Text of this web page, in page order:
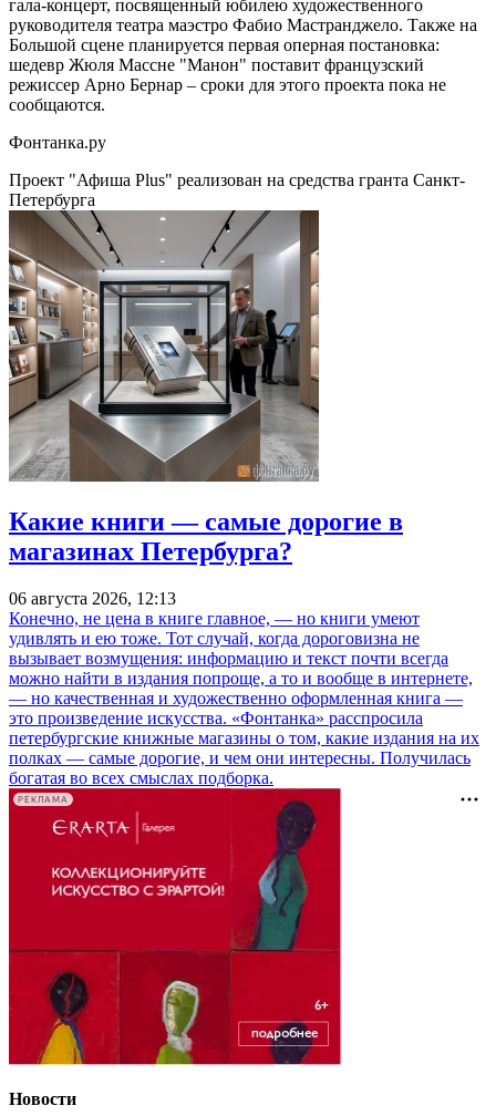
гала-концерт, посвященный юбилею художественного
руководителя театра маэстро Фабио Мастранджело. Также на
Большой сцене планируется первая оперная постановка:
шедевр Жюля Массне "Манон" поставит французский
режиссер Арно Бернар – сроки для этого проекта пока не
сообщаются.
Фонтанка.ру
Проект "Афиша Plus" реализован на средства гранта Санкт-
Петербурга
Какие книги — самые дорогие в
магазинах Петербурга?
06 августа 2026, 12:13
Конечно, не цена в книге главное, — но книги умеют
удивлять и ею тоже. Тот случай, когда дороговизна не
вызывает возмущения: информацию и текст почти всегда
можно найти в издания попроще, а то и вообще в интернете,
— но качественная и художественно оформленная книга —
это произведение искусства. «Фонтанка» расспросила
петербургские книжные магазины о том, какие издания на их
полках — самые дорогие, и чем они интересны. Получилась
богатая во всех смыслах подборка.
РЕКЛАМА
Новости